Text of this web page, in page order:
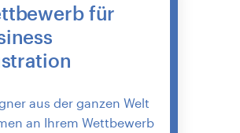
für
aus der ganzen Welt
an Ihrem Wettbewerb